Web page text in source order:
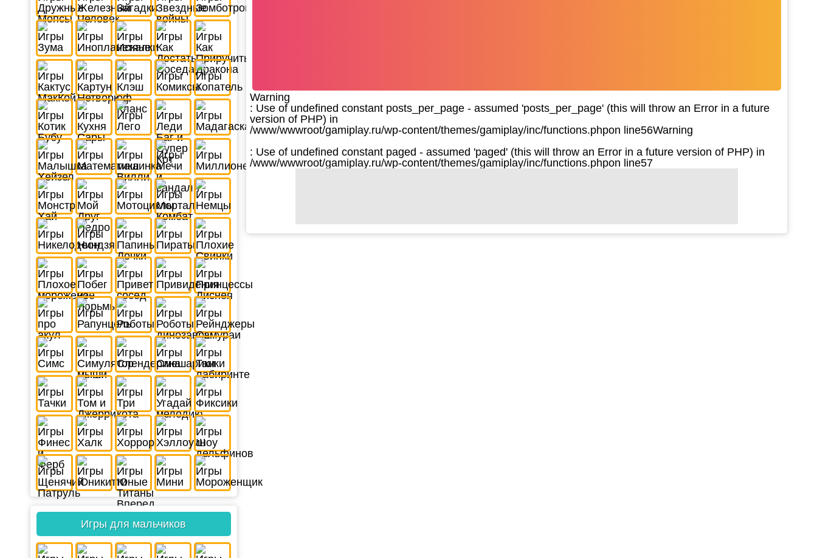
Игры для мальчиков
Warning
: Use of undefined constant posts_per_page - assumed 'posts_per_page' (this will throw an Error in a future
version of PHP) in
/www/wwwroot/gamiplay.ru/wp-content/themes/gamiplay/inc/functions.phpon line56Warning
: Use of undefined constant paged - assumed 'paged' (this will throw an Error in a future version of PHP) in
/www/wwwroot/gamiplay.ru/wp-content/themes/gamiplay/inc/functions.phpon line57